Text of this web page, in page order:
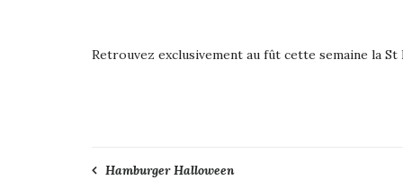
Retrouvez exclusivement au fût cette semaine la St
Hamburger Halloween